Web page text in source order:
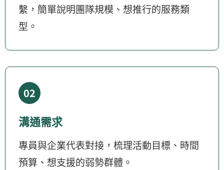
繫，簡單說明團隊規模、想推行的服務類
型。
02
溝通需求
專員與企業代表對接，梳理活動目標、時間
預算、想支援的弱勢群體。